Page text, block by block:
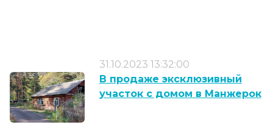
31.10.2023 13:32:00
В продаже эксклюзивный
участок с домом в Манжерок